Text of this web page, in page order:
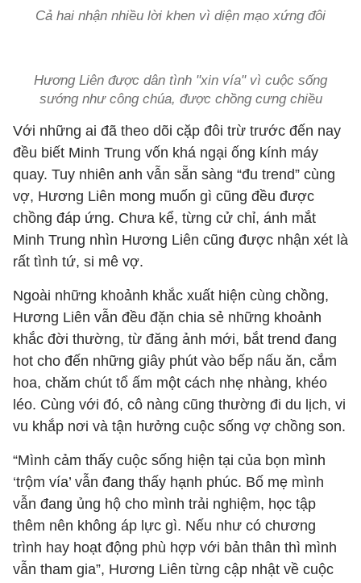
Cả hai nhận nhiều lời khen vì diện mạo xứng đôi
Hương Liên được dân tình "xin vía" vì cuộc sống
sướng như công chúa, được chồng cưng chiều
Với những ai đã theo dõi cặp đôi trừ trước đến nay
đều biết Minh Trung vốn khá ngại ống kính máy
quay. Tuy nhiên anh vẫn sẵn sàng “đu trend” cùng
vợ, Hương Liên mong muốn gì cũng đều được
chồng đáp ứng. Chưa kể, từng cử chỉ, ánh mắt
Minh Trung nhìn Hương Liên cũng được nhận xét là
rất tình tứ, si mê vợ.
Ngoài những khoảnh khắc xuất hiện cùng chồng,
Hương Liên vẫn đều đặn chia sẻ những khoảnh
khắc đời thường, từ đăng ảnh mới, bắt trend đang
hot cho đến những giây phút vào bếp nấu ăn, cắm
hoa, chăm chút tổ ấm một cách nhẹ nhàng, khéo
léo. Cùng với đó, cô nàng cũng thường đi du lịch, vi
vu khắp nơi và tận hưởng cuộc sống vợ chồng son.
“Mình cảm thấy cuộc sống hiện tại của bọn mình
‘trộm vía’ vẫn đang thấy hạnh phúc. Bố mẹ mình
vẫn đang ủng hộ cho mình trải nghiệm, học tập
thêm nên không áp lực gì. Nếu như có chương
trình hay hoạt động phù hợp với bản thân thì mình
vẫn tham gia”, Hương Liên từng cập nhật về cuộc